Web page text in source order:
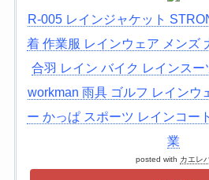
R-005 レインジャケット
着 作業服 レインウェア メンズ
合羽 レイン バイク レインスー
workman 雨具 ゴルフ レインウ
ー かっぱ スポーツ レインコー
業
posted with カエレ